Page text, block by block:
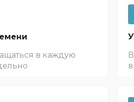
в каждую